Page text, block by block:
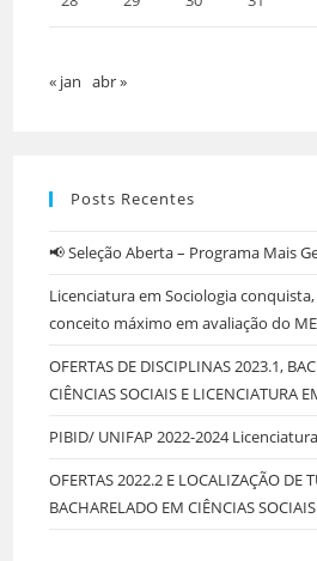
« jan abr »
Posts Recentes
📢 Seleção Aberta – Programa Mais
Licenciatura em Sociologia
conceito máximo em avaliação do
OFERTAS DE DISCIPLINAS 2023.1,
CIÊNCIAS SOCIAIS E LICENCIATURA
PIBID/ UNIFAP 2022-2024
OFERTAS 2022.2 E LOCALIZAÇÃO DE
BACHARELADO EM CIÊNCIAS SOCIAIS